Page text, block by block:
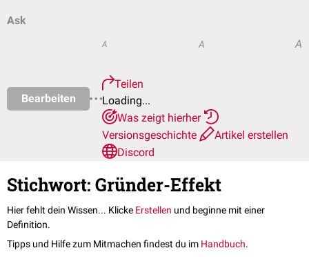
Ask
Bearbeiten
A A A
Teilen
Loading...
Was zeigt hierher
Versionsgeschichte
Artikel erstellen
Discord
Stichwort: Gründer-Effekt
Hier fehlt dein Wissen... Klicke Erstellen und beginne mit einer
Definition.
Tipps und Hilfe zum Mitmachen findest du im Handbuch.